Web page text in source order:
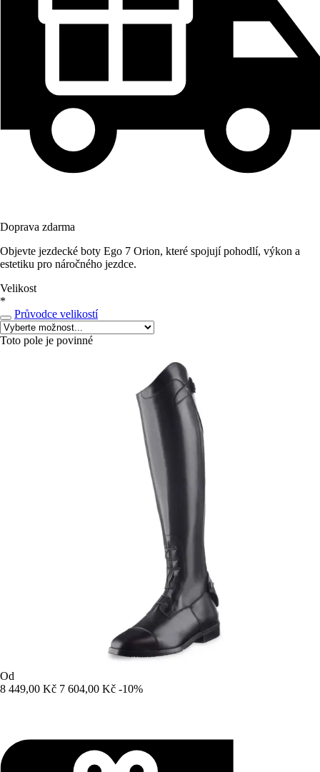
Doprava zdarma
Objevte jezdecké boty Ego 7 Orion, které spojují pohodlí, výkon a
estetiku pro náročného jezdce.
Velikost
*
Průvodce velikostí
Toto pole je povinné
Od
8 449,00 Kč 7 604,00 Kč -10%